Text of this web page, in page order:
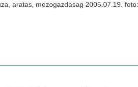
aratas, mezogazdasag 2005.07.19.